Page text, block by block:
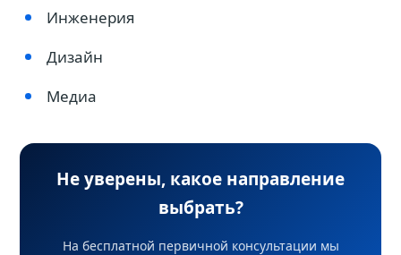
Инженерия
Дизайн
Медиа
Не уверены, какое направление
выбрать?
На бесплатной первичной консультации мы